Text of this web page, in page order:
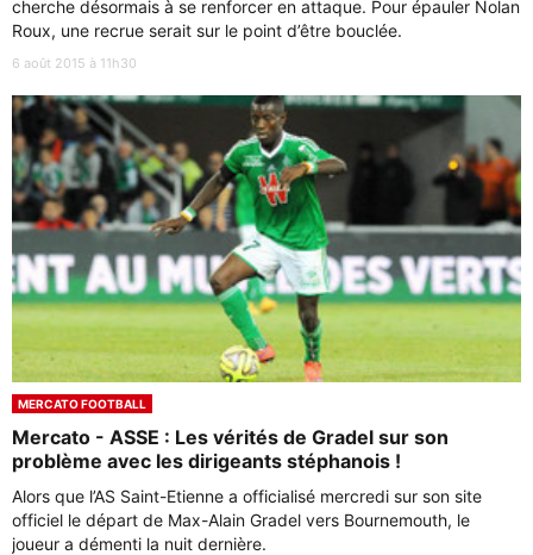
cherche désormais à se renforcer en attaque. Pour épauler Nolan
Roux, une recrue serait sur le point d’être bouclée.
6 août 2015 à 11h30
MERCATO FOOTBALL
Mercato - ASSE : Les vérités de Gradel sur son
problème avec les dirigeants stéphanois !
Alors que l’AS Saint-Etienne a officialisé mercredi sur son site
officiel le départ de Max-Alain Gradel vers Bournemouth, le
joueur a démenti la nuit dernière.